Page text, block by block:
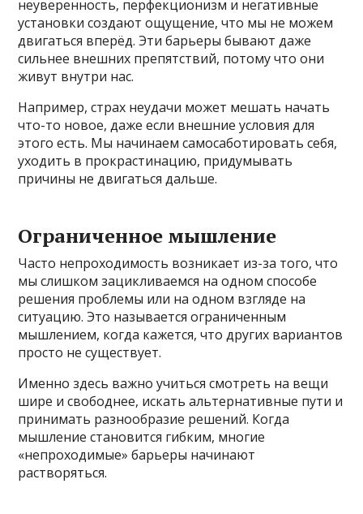
неуверенность, перфекционизм и негативные
установки создают ощущение, что мы не можем
двигаться вперёд. Эти барьеры бывают даже
сильнее внешних препятствий, потому что они
живут внутри нас.
Например, страх неудачи может мешать начать
что-то новое, даже если внешние условия для
этого есть. Мы начинаем самосаботировать себя,
уходить в прокрастинацию, придумывать
причины не двигаться дальше.
Ограниченное мышление
Часто непроходимость возникает из-за того, что
мы слишком зацикливаемся на одном способе
решения проблемы или на одном взгляде на
ситуацию. Это называется ограниченным
мышлением, когда кажется, что других вариантов
просто не существует.
Именно здесь важно учиться смотреть на вещи
шире и свободнее, искать альтернативные пути и
принимать разнообразие решений. Когда
мышление становится гибким, многие
«непроходимые» барьеры начинают
растворяться.